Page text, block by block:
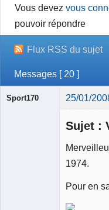
Vous devezvous
pouvoir répondre
Flux RSS du sujet
Messages [ 20 ]
Sport170 25/01/
Sujet :
1974.
Pour en